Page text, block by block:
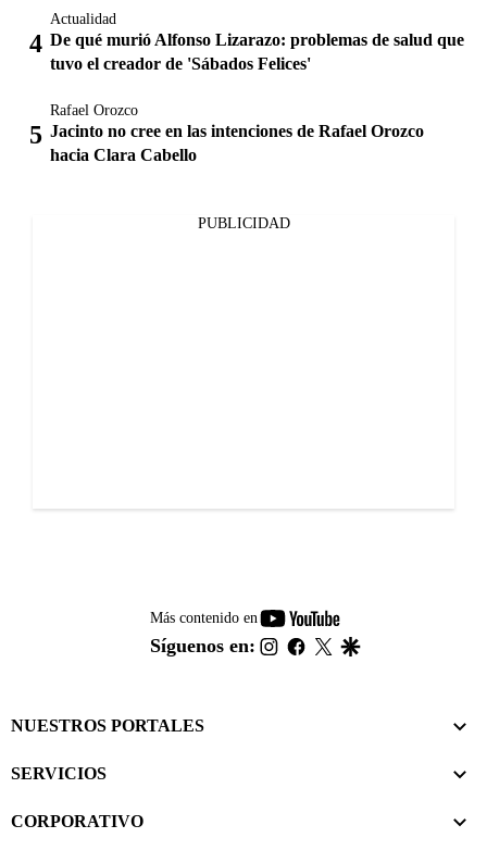
Actualidad
De qué murió Alfonso Lizarazo: problemas de salud que
tuvo el creador de 'Sábados Felices'
Rafael Orozco
Jacinto no cree en las intenciones de Rafael Orozco
hacia Clara Cabello
PUBLICIDAD
Más contenido en
youtube-
footer
Síguenos en: instagram
facebook
twitter
NUESTROS PORTALES
SERVICIOS
CORPORATIVO